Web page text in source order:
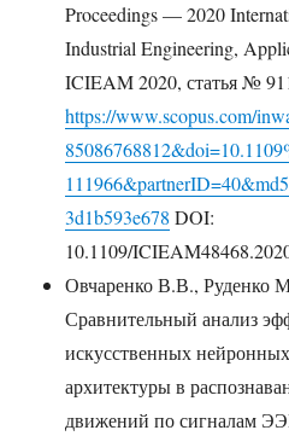
Proceedings — 2020
Industrial Engineering,
ICIEAM 2020, статья №
https://www.scopus.com/
3d1b593e678 DOI:
10.1109/
Овчаренко В.В., Руденко
Сравнительный анализ
искусственных
архитектуры в
движений по сигналам